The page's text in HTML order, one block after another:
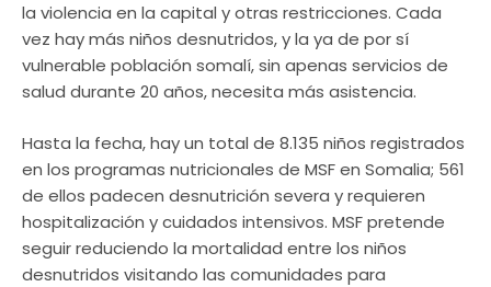
la violencia en la capital y otras restricciones. Cada
vez hay más niños desnutridos, y la ya de por sí
vulnerable población somalí, sin apenas servicios de
salud durante 20 años, necesita más asistencia.
Hasta la fecha, hay un total de 8.135 niños registrados
en los programas nutricionales de MSF en Somalia; 561
de ellos padecen desnutrición severa y requieren
hospitalización y cuidados intensivos. MSF pretende
seguir reduciendo la mortalidad entre los niños
desnutridos visitando las comunidades para